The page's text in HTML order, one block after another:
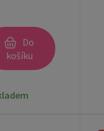
Do
košíku